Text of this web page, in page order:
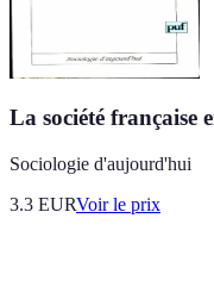
La société française
Sociologie d'aujourd'hui
3.3 EURVoir le prix